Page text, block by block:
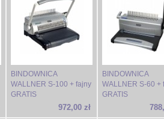
BINDOWNICA
WALLNER S-100 + fajny
GRATIS
972,00 zł
BINDOWNICA
WALLNER S-60 +
GRATIS